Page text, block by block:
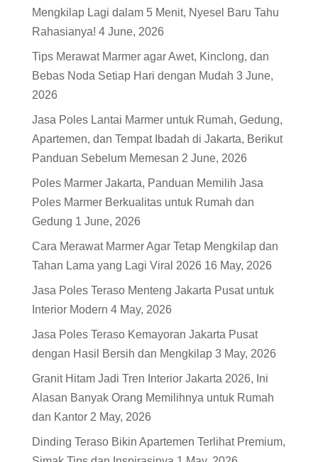
Mengkilap Lagi dalam 5 Menit, Nyesel Baru Tahu
Rahasianya! 4 June, 2026
Tips Merawat Marmer agar Awet, Kinclong, dan
Bebas Noda Setiap Hari dengan Mudah 3 June,
2026
Jasa Poles Lantai Marmer untuk Rumah, Gedung,
Apartemen, dan Tempat Ibadah di Jakarta, Berikut
Panduan Sebelum Memesan 2 June, 2026
Poles Marmer Jakarta, Panduan Memilih Jasa
Poles Marmer Berkualitas untuk Rumah dan
Gedung 1 June, 2026
Cara Merawat Marmer Agar Tetap Mengkilap dan
Tahan Lama yang Lagi Viral 2026 16 May, 2026
Jasa Poles Teraso Menteng Jakarta Pusat untuk
Interior Modern 4 May, 2026
Jasa Poles Teraso Kemayoran Jakarta Pusat
dengan Hasil Bersih dan Mengkilap 3 May, 2026
Granit Hitam Jadi Tren Interior Jakarta 2026, Ini
Alasan Banyak Orang Memilihnya untuk Rumah
dan Kantor 2 May, 2026
Dinding Teraso Bikin Apartemen Terlihat Premium,